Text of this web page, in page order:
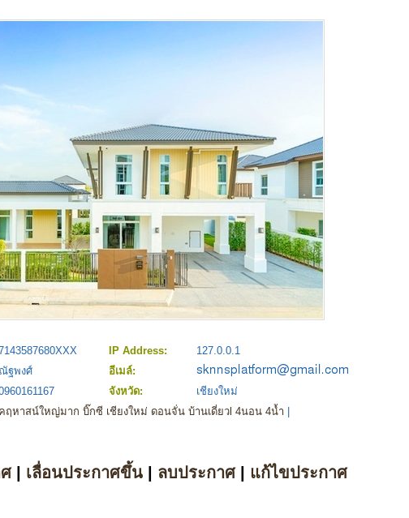
IP Address:
127.0.0.1
ณัฐพงศ์
อีเมล์:
จังหวัด:
เชียงใหม่
คฤหาสน์ใหญ่มาก บิ๊กซี เชียงใหม่ ดอนจั่น บ้านเดี่ยวl 4นอน 4น้ำ
| เลื่อนประกาศขึ้น| ลบประกาศ| แก้ไขประกาศ